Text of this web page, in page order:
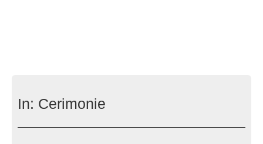
In: Cerimonie